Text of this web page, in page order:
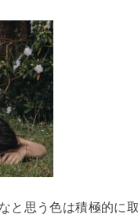
と思う色は積極的に